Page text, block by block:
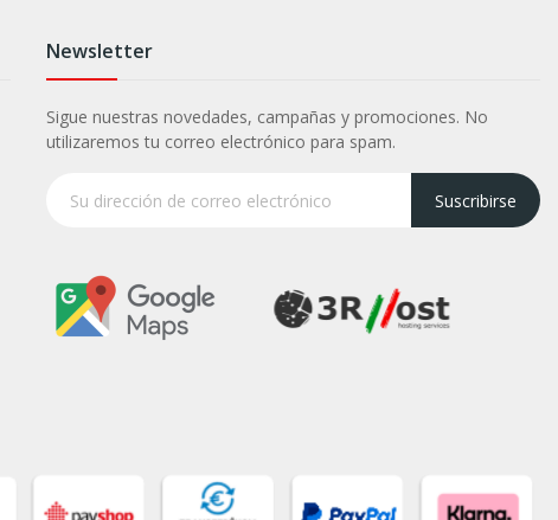
Newsletter
Sigue nuestras novedades, campañas y promociones. No
utilizaremos tu correo electrónico para spam.
Suscribirse